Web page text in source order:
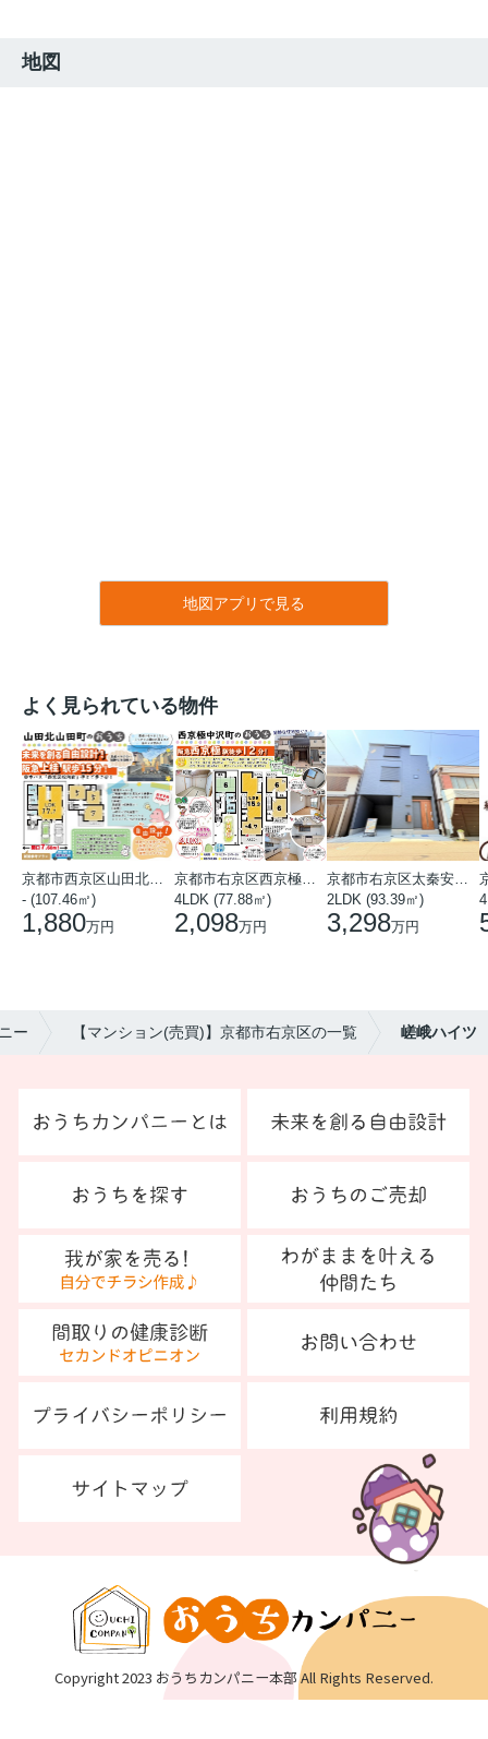
地図
地図アプリで見る
よく見られている物件
京都市西京区山田北山田町
- (107.46㎡)
1,880万円
京都市右京区西京極中沢町
4LDK (77.88㎡)
2,098万円
京都市右京区太秦安井藤ノ木町
2LDK (93.39㎡)
3,298万円
ー 【マンション(売買)】京都市右京区の一覧 嵯峨ハイツ
Copyright 2023 おうちカンパニー本部 All Rights Reserved.